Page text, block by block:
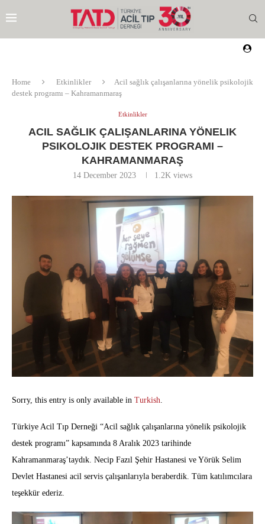
Home Etkinlikler
Acil sağlık çalışanlarına yönelik psikolojik
destek programı – Kahramanmaraş
Etkinlikler
ACIL SAĞLIK ÇALIŞANLARINA YÖNELIK
PSIKOLOJIK DESTEK PROGRAMI –
KAHRAMANMARAŞ
14 December 2023 1.2K views
Sorry, this entry is only available in Turkish
Türkiye Acil Tıp Derneği “Acil sağlık çalışanlarına yönelik psikolojik
destek programı” kapsamında 8 Aralık 2023 tarihinde
Kahramanmaraş’taydık. Necip Fazıl Şehir Hastanesi ve Yörük Selim
Devlet Hastanesi acil servis çalışanlarıyla beraberdik. Tüm katılımcılara
teşekkür ederiz.